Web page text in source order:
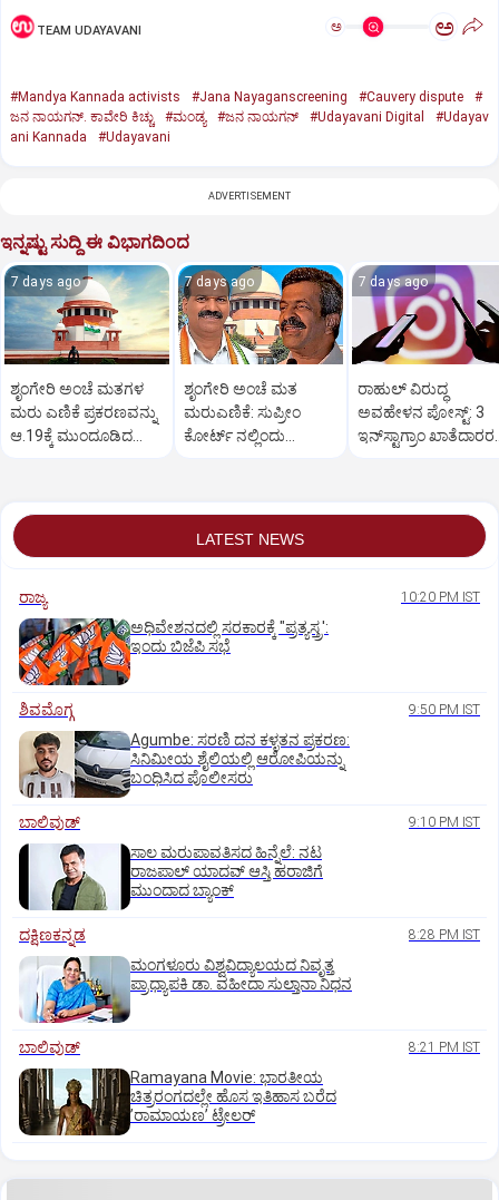
TEAM UDAYAVANI ಅ ಅ
#Mandya Kannada activists #Jana Nayaganscreening #Cauvery dispute
#
ಜನ ನಾಯಗನ್.‌ ಕಾವೇರಿ ಕಿಚ್ಚು
#ಮಂಡ್ಯ #ಜನ ನಾಯಗನ್‌ #Udayavani Digital
#Udayav
ani Kannada
#Udayavani
ADVERTISEMENT
ಇನ್ನಷ್ಟು ಸುದ್ದಿ ಈ ವಿಭಾಗದಿಂದ
7 days ago
ಶೃಂಗೇರಿ ಅಂಚೆ ಮತಗಳ
ಮರು ಎಣಿಕೆ ಪ್ರಕರಣವನ್ನು
ಆ.19ಕ್ಕೆ ಮುಂದೂಡಿದ
7 days ago
ಶೃಂಗೇರಿ ಅಂಚೆ ಮತ
ಮರುಎಣಿಕೆ: ಸುಪ್ರೀಂ
ಕೋರ್ಟ್‌ ನಲ್ಲಿಂದು
7 days ago
ರಾಹುಲ್‌ ವಿರುದ್ಧ
ಅವಹೇಳನ ಪೋಸ್ಟ್‌: 3
ಇನ್‌ಸ್ಟಾಗ್ರಾಂ ಖಾತೆದಾರರ
LATEST NEWS
ರಾಜ್ಯ 10:20 PM IST
ಅಧಿವೇಶನದಲ್ಲಿ ಸರಕಾರಕ್ಕೆ "ಪ್ರತ್ಯಸ್ತ್ರ':
ಇಂದು ಬಿಜೆಪಿ ಸಭೆ
ಶಿವಮೊಗ್ಗ 9:50 PM IST
Agumbe: ಸರಣಿ ದನ ಕಳ್ಳತನ ಪ್ರಕರಣ:
ಸಿನಿಮೀಯ ಶೈಲಿಯಲ್ಲಿ ಆರೋಪಿಯನ್ನು
ಬಂಧಿಸಿದ ಪೊಲೀಸರು
ಬಾಲಿವುಡ್‌ 9:10 PM IST
ಸಾಲ ಮರುಪಾವತಿಸದ ಹಿನ್ನೆಲೆ: ನಟ
ರಾಜಪಾಲ್ ಯಾದವ್‌ ಆಸ್ತಿ ಹರಾಜಿಗೆ
ಮುಂದಾದ ಬ್ಯಾಂಕ್
ದಕ್ಷಿಣಕನ್ನಡ 8:28 PM IST
ಮಂಗಳೂರು ವಿಶ್ವವಿದ್ಯಾಲಯದ ನಿವೃತ್ತ
ಪ್ರಾಧ್ಯಾಪಕಿ ಡಾ. ವಹೀದಾ ಸುಲ್ತಾನಾ ನಿಧನ
ಬಾಲಿವುಡ್‌ 8:21 PM IST
Ramayana Movie: ಭಾರತೀಯ
ಚಿತ್ರರಂಗದಲ್ಲೇ ಹೊಸ ಇತಿಹಾಸ ಬರೆದ
ʼರಾಮಾಯಣʼ ಟ್ರೇಲರ್